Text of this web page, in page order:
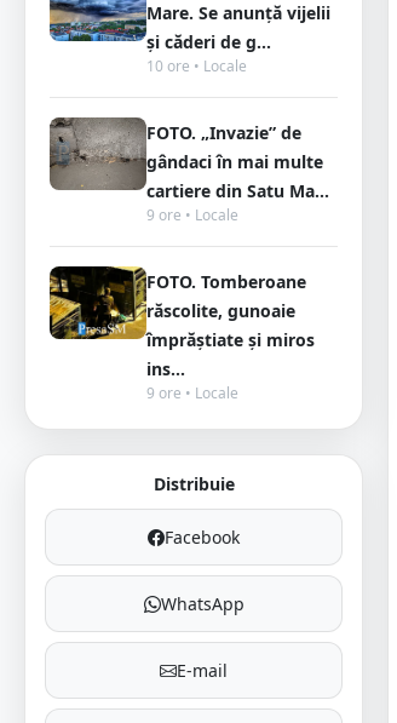
Mare. Se anunță vijelii
și căderi de g...
10 ore • Locale
FOTO. „Invazie” de
gândaci în mai multe
cartiere din Satu Ma...
9 ore • Locale
FOTO. Tomberoane
răscolite, gunoaie
împrăștiate și miros
ins...
9 ore • Locale
Distribuie
Facebook
WhatsApp
E-mail